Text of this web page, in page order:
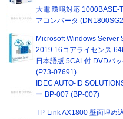
大電 環境対応 1000BASE-
アコンバータ
Microsoft Windows Server
2019 16コアライセンス
日本語版 5CAL付 DVDパ
(P73-07691)
IDEC AUTO-ID
ー BP-007 (BP-007)
TP-Link AX1800 壁面埋め